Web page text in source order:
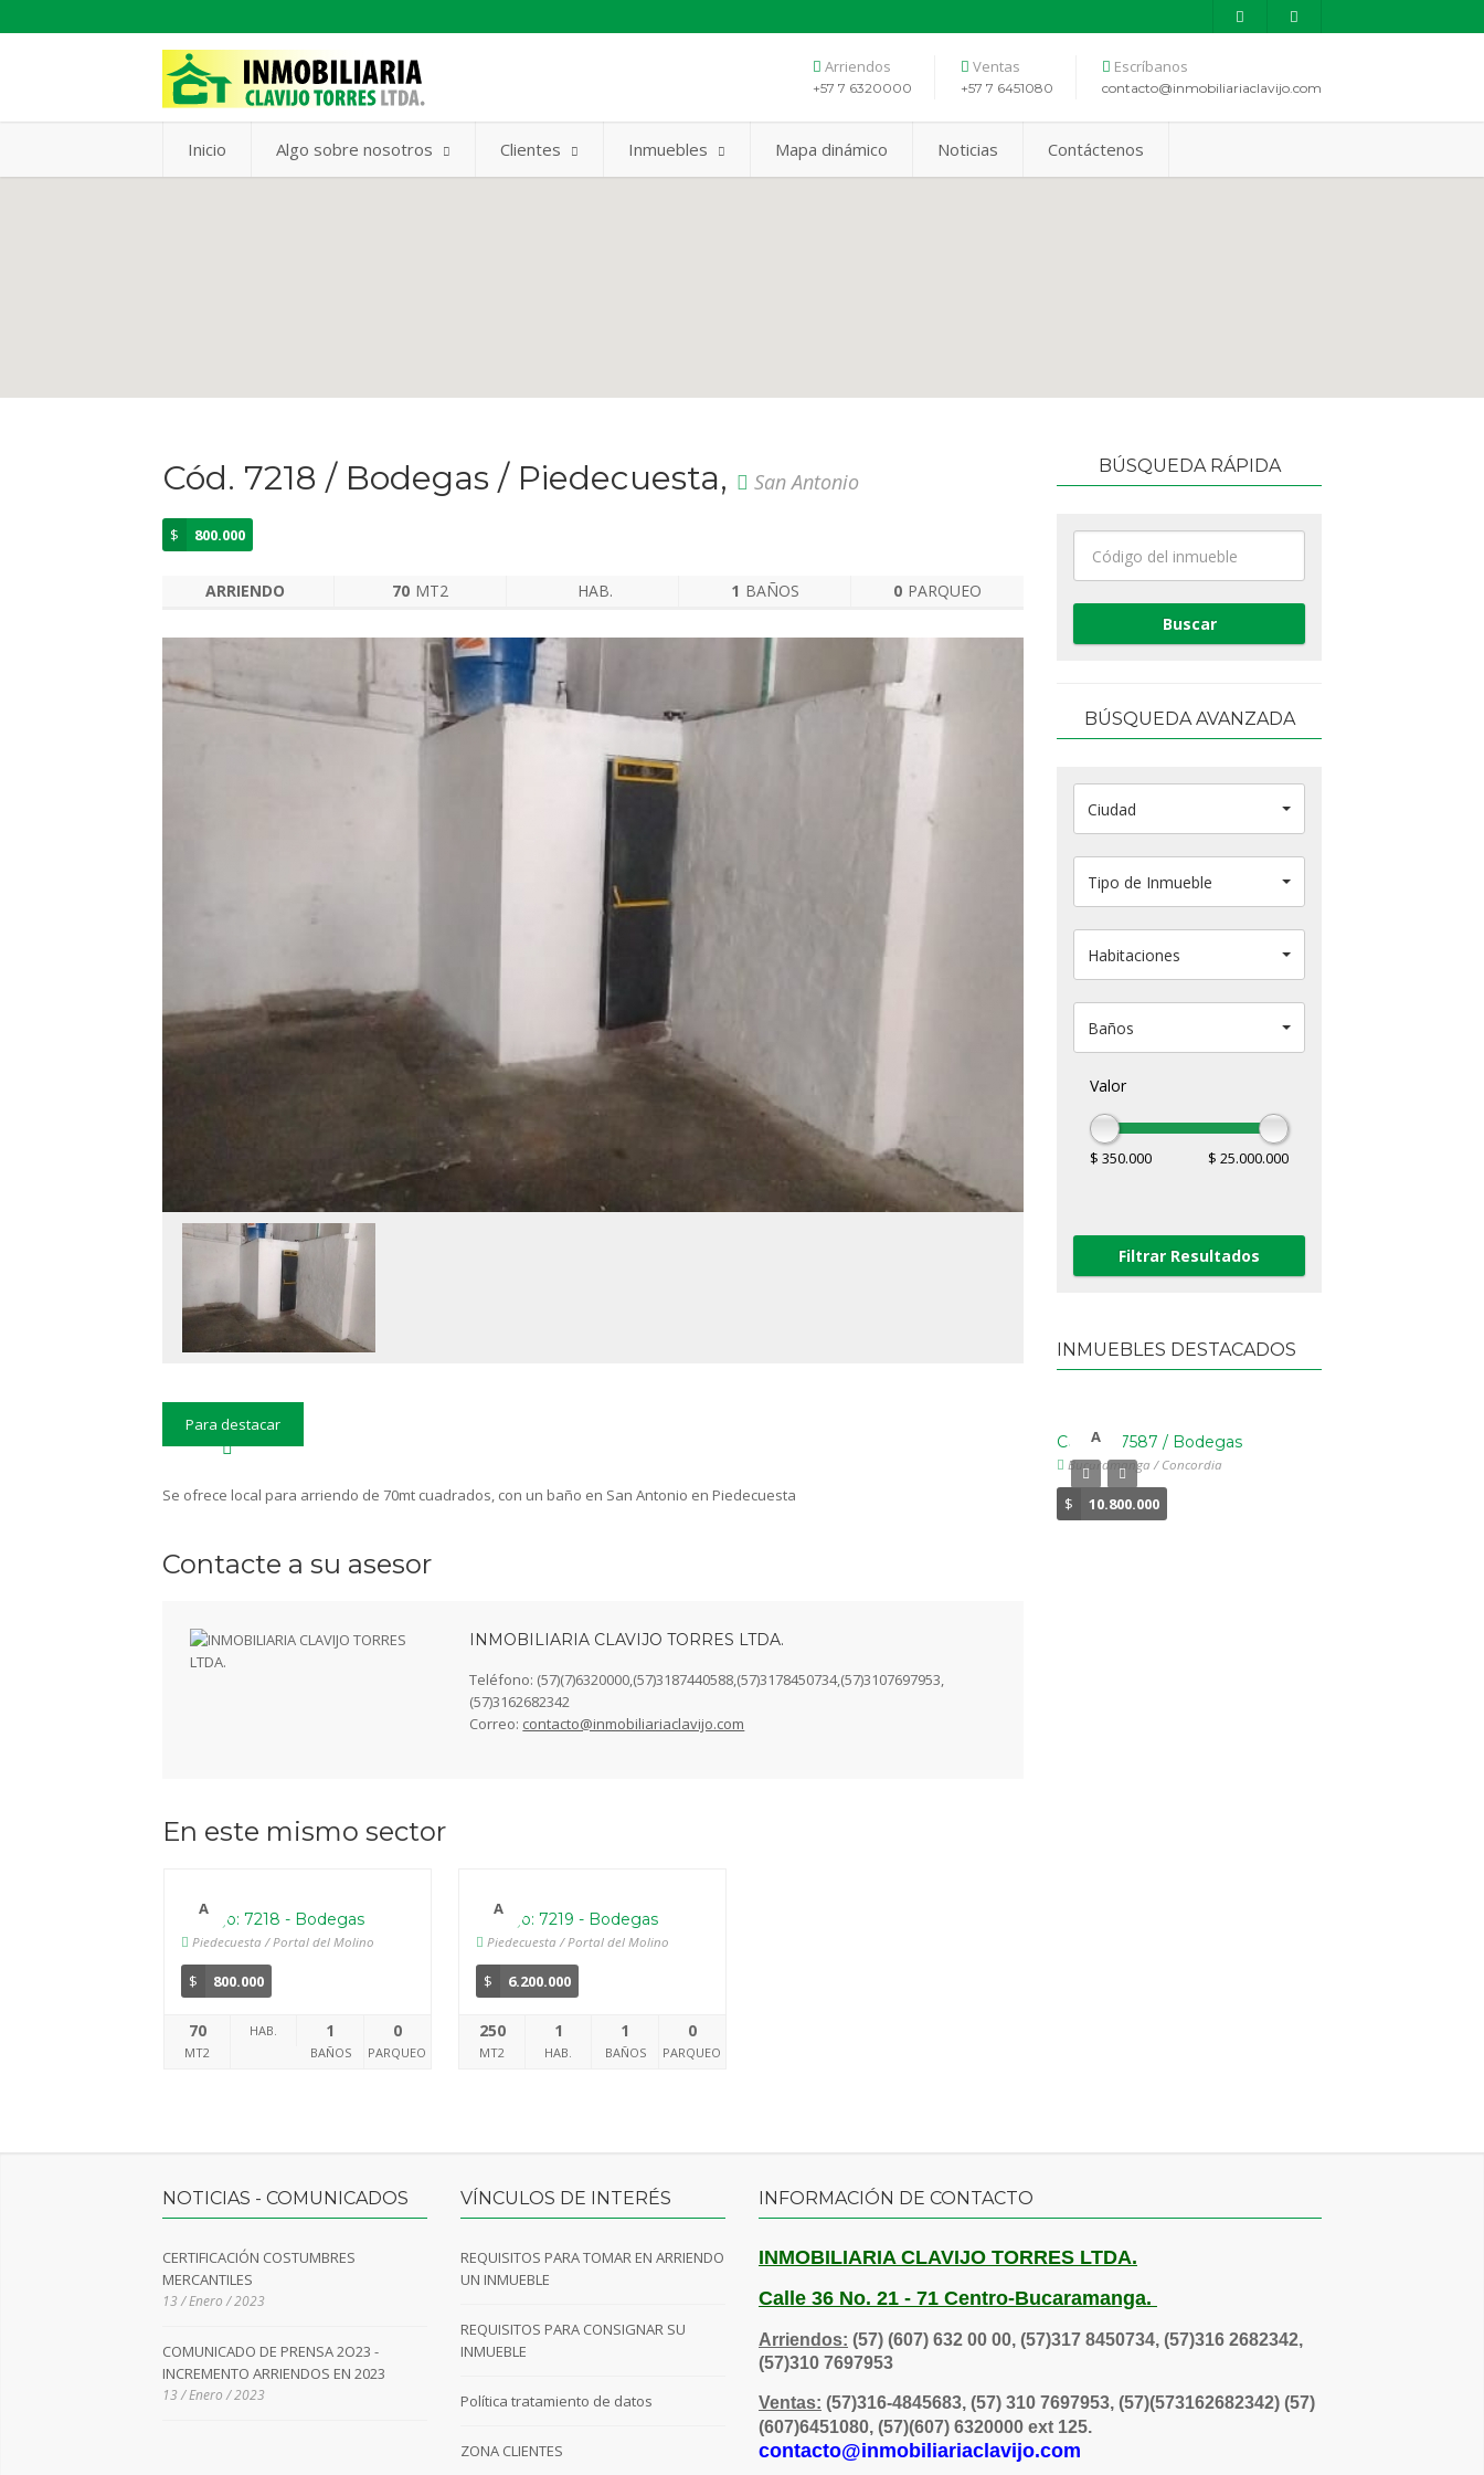
Arriendos
+57 7 6320000
Ventas
+57 7 6451080
Escríbanos
contacto@inmobiliariaclavijo.com
Inicio Algo sobre nosotros Clientes Inmuebles Mapa dinámico Noticias Contáctenos
Cód. 7218 / Bodegas / Piedecuesta, San Antonio
$ 800.000
ARRIENDO 70 MT2 HAB. 1 BAÑOS 0 PARQUEO
Para destacar
Se ofrece local para arriendo de 70mt cuadrados, con un baño en San Antonio en Piedecuesta
Contacte a su asesor
INMOBILIARIA CLAVIJO TORRES LTDA.
Teléfono: (57)(7)6320000,(57)3187440588,(57)3178450734,(57)3107697953,
(57)3162682342
Correo: contacto@inmobiliariaclavijo.com
En este mismo sector
A
Código: 7218 - Bodegas
Piedecuesta / Portal del Molino
$ 800.000
70
MT2
HAB. 1
BAÑOS
0
PARQUEO
A
Código: 7219 - Bodegas
Piedecuesta / Portal del Molino
$ 6.200.000
250
MT2
1
HAB.
1
BAÑOS
0
PARQUEO
BÚSQUEDA RÁPIDA
BÚSQUEDA AVANZADA
Ciudad
Tipo de Inmueble
Habitaciones
Baños
Valor
$ 350.000 $ 25.000.000
INMUEBLES DESTACADOS
A
Código: 7587 / Bodegas
Bucaramanga / Concordia
$ 10.800.000
NOTICIAS - COMUNICADOS
CERTIFICACIÓN COSTUMBRES
MERCANTILES
13 / Enero / 2023
COMUNICADO DE PRENSA 2O23 -
INCREMENTO ARRIENDOS EN 2023
13 / Enero / 2023
VÍNCULOS DE INTERÉS
REQUISITOS PARA TOMAR EN ARRIENDO
UN INMUEBLE
REQUISITOS PARA CONSIGNAR SU
INMUEBLE
Política tratamiento de datos
ZONA CLIENTES
INFORMACIÓN DE CONTACTO
INMOBILIARIA CLAVIJO TORRES LTDA.
Calle 36 No. 21 - 71 Centro-Bucaramanga.
Arriendos: (57) (607) 632 00 00, (57)317 8450734, (57)316 2682342,
(57)310 7697953
Ventas: (57)316-4845683, (57) 310 7697953, (57)(573162682342) (57)
(607)6451080, (57)(607) 6320000 ext 125.
contacto@inmobiliariaclavijo.com